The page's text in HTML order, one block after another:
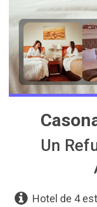
Un
Hotel de 4